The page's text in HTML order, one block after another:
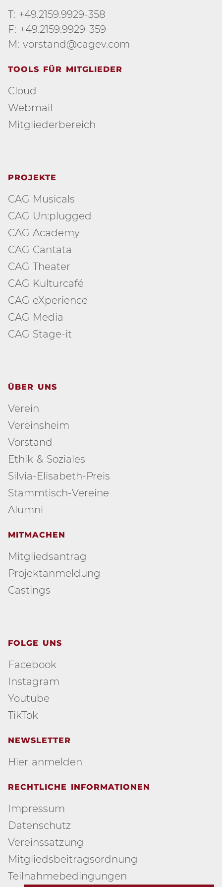
T: +49.2159.9929-358
F: +49.2159.9929-359
M: vorstand@cagev.com
TOOLS FÜR MITGLIEDER
Cloud
Webmail
Mitgliederbereich
PROJEKTE
CAG Musicals
CAG Un:plugged
CAG Academy
CAG Cantata
CAG Theater
CAG Kulturcafé
CAG eXperience
CAG Media
CAG Stage-it
ÜBER UNS
Verein
Vereinsheim
Vorstand
Ethik & Soziales
Silvia-Elisabeth-Preis
Stammtisch-Vereine
Alumni
MITMACHEN
Mitgliedsantrag
Projektanmeldung
Castings
FOLGE UNS
Facebook
Instagram
Youtube
TikTok
NEWSLETTER
Hier anmelden
RECHTLICHE INFORMATIONEN
Impressum
Datenschutz
Vereinssatzung
Mitgliedsbeitragsordnung
Teilnahmebedingungen